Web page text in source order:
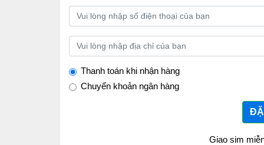
Thanh toán khi nhận hàng
Chuyển khoản ngân hàng
Giao sim